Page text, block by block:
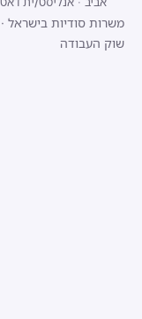
משרות סודיות בישראל ·
שוק העבודה